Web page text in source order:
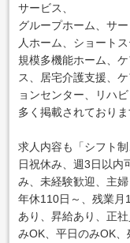
サービス、
グループホーム、サ
人ホーム、ショート
規模多機能ホーム、
ス、居宅介護支援、
ョンセンター、リハ
多く掲載されておりま
求人内容も「シフト
日祝休み、週3日以内
み、未経験歓迎、主
年休110日～、残業月
あり、昇給あり、正
みOK、平日のみOK